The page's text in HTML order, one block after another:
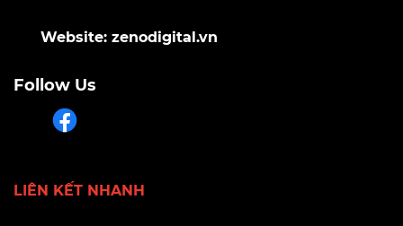
Website: zenodigital.vn
Follow Us
LIÊN KẾT NHANH